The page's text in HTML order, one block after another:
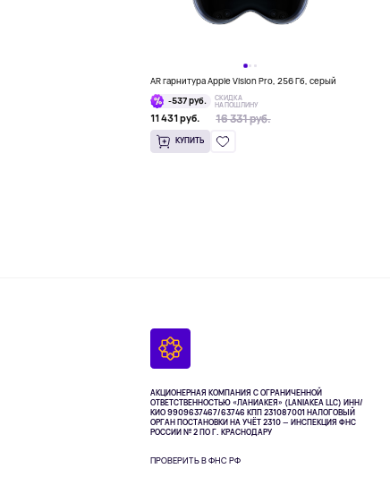
AR гарнитура Apple Vision Pro, 256 Гб, серый
-537 руб.
СКИДКА
НА ПОШЛИНУ
16 331 руб.
11 431 руб. 16 331 руб.
КУПИТЬ
АКЦИОНЕРНАЯ КОМПАНИЯ С ОГРАНИЧЕННОЙ
ОТВЕТСТВЕННОСТЬЮ «ЛАНИАКЕЯ» (LANIAKEA LLC) ИНН/
КИО 9909637467/63746 КПП 231087001НАЛОГОВЫЙ
ОРГАН ПОСТАНОВКИ НА УЧЁТ 2310 — ИНСПЕКЦИЯ ФНС
РОССИИ № 2 ПО Г. КРАСНОДАРУ
ПРОВЕРИТЬ В ФНС РФ